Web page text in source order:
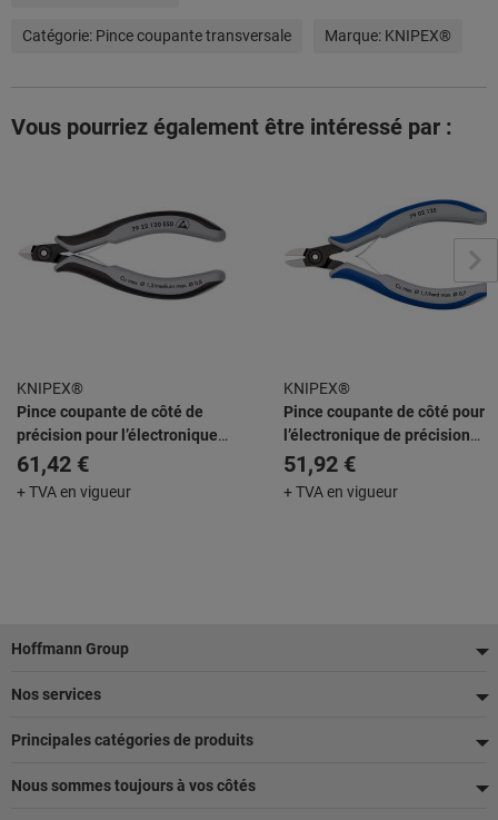
Catégorie: Pince coupante transversale Marque: KNIPEX®
Vous pourriez également être intéressé par :
KNIPEX®
Pince coupante de côté de
précision pour l’électronique
ESD avec gaines bi-matière
brunie 120 mm
61,42 €
+ TVA en vigueur
KNIPEX®
Pince coupante de côté pour
l’électronique de précision
avec gaines bi-matière brunie
125 mm
51,92 €
+ TVA en vigueur
Pied
de
page
Hoffmann Group
Nos services
Principales catégories de produits
Nous sommes toujours à vos côtés